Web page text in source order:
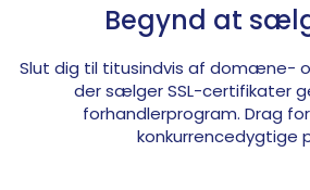
Begynd at
Slut dig til titusindvis af domæne-
der sælger SSL-certifikater
forhandlerprogram. Drag
konkurrencedygtige